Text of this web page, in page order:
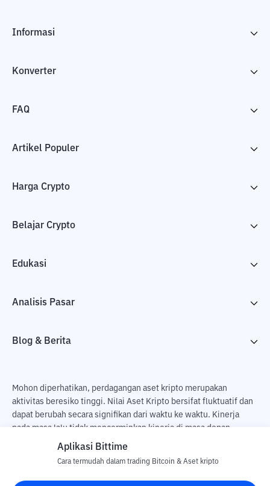
Informasi
Konverter
FAQ
Artikel Populer
Harga Crypto
Belajar Crypto
Edukasi
Analisis Pasar
Blog & Berita
Mohon diperhatikan, perdagangan aset kripto merupakan
aktivitas beresiko tinggi. Nilai Aset Kripto bersifat fluktuatif dan
dapat berubah secara signifikan dari waktu ke waktu. Kinerja
pada masa lalu tidak mencerminkan kinerja di masa depan.
Terdapat risiko kehilangan sebagai dampak dari membeli dan
pengguna. PT Utama Aset Digital Indonesia (Bittime) tidak
bertanggung jawab atas perubahan fluktuasi dari nilai tukar Aset
Aplikasi Bittime
Cara termudah dalam trading Bitcoin & Aset kripto